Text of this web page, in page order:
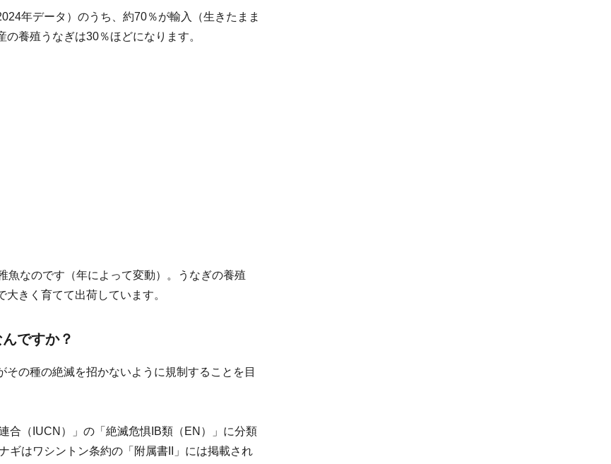
年データ）のうち、約70％が輸入（生きたまま
養殖うなぎは30％ほどになります。
魚なのです（年によって変動）。うなぎの養殖
きく育てて出荷しています。
ですか？
の種の絶滅を招かないように規制することを目
合（IUCN）」の「絶滅危惧IB類（EN）」に分類
ギはワシントン条約の「附属書II」には掲載され